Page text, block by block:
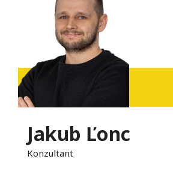
Jakub Ľonc
Konzultant